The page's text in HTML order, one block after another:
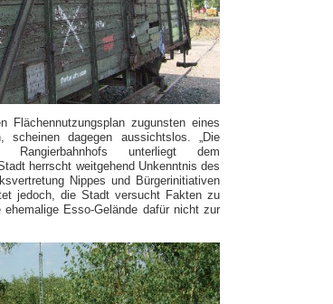
Flächennutzungsplan zugunsten eines
scheinen dagegen aussichtslos. „Die
unterliegt dem
herrscht weitgehend Unkenntnis des
Nippes und Bürgerinitiativen
jedoch, die Stadt versucht Fakten zu
Esso-Gelände dafür nicht zur